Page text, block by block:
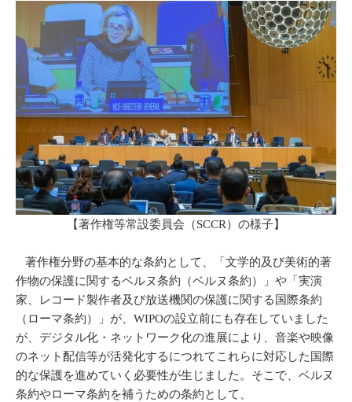
【著作権等常設委員会（SCCR）の様子】
著作権分野の基本的な条約として、「文学的及び美術的著
作物の保護に関するベルヌ条約（ベルヌ条約）」や「実演
家、レコード製作者及び放送機関の保護に関する国際条約
（ローマ条約）」が、WIPOの設立前にも存在していました
が、デジタル化・ネットワーク化の進展により、音楽や映像
のネット配信等が活発化するにつれてこれらに対応した国際
的な保護を進めていく必要性が生じました。そこで、ベルヌ
条約やローマ条約を補うための条約として、